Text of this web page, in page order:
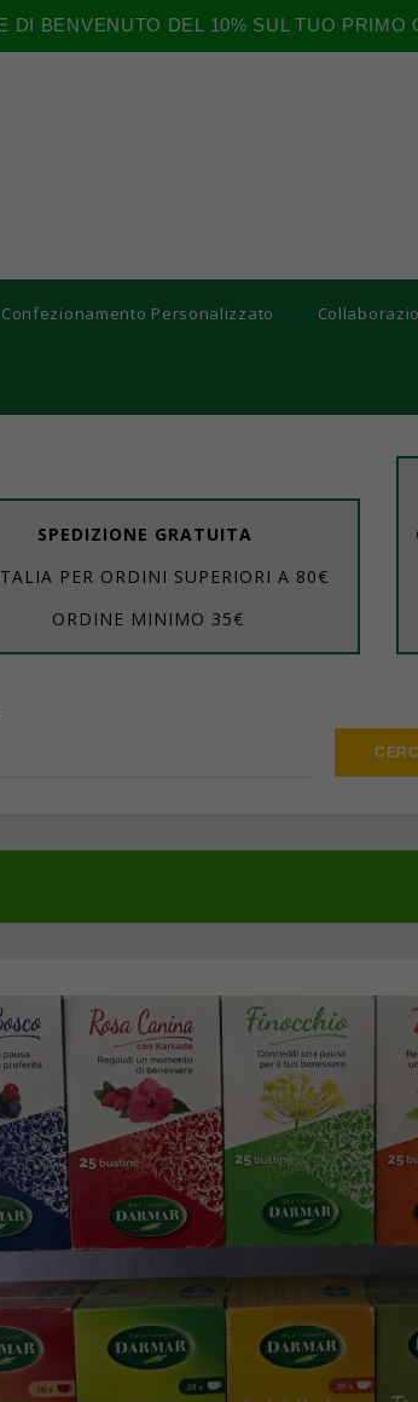
DI BENVENUTO DEL 10% SUL TUO PRIMO
Confezionamento Personalizzato
SPEDIZIONE GRATUITA
PER ORDINI SUPERIORI A 80€
ORDINE MINIMO 35€